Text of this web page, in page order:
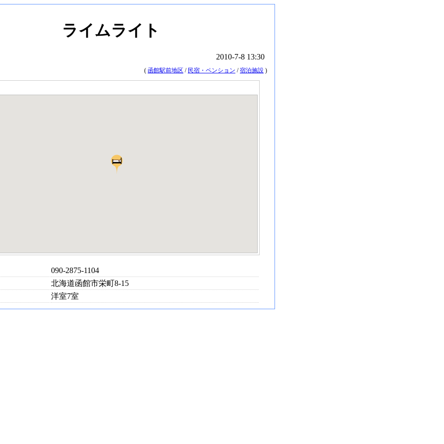
ライムライト
2010-7-8 13:30
( 函館駅前地区 / 民宿・ペンション /宿泊施設 )
090-2875-1104
北海道函館市栄町8-15
洋室7室